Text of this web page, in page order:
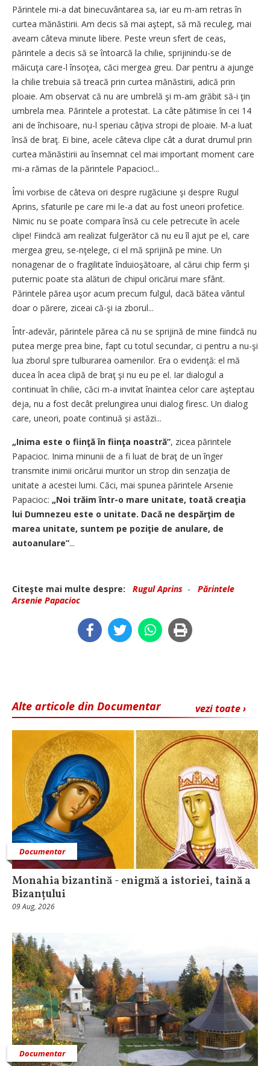
Părintele mi-a dat binecuvântarea sa, iar eu m-am retras în
curtea mănăstirii. Am decis să mai aştept, să mă reculeg, mai
aveam câteva minute libere. Peste vreun sfert de ceas,
părintele a decis să se întoarcă la chilie, sprijinindu-se de
măicuţa care-l însoţea, căci mergea greu. Dar pentru a ajunge
la chilie trebuia să treacă prin curtea mănăstirii, adică prin
ploaie. Am observat că nu are umbrelă şi m-am grăbit să-i ţin
umbrela mea. Părintele a protestat. La câte pătimise în cei 14
ani de închisoare, nu-l speriau câţiva stropi de ploaie. M-a luat
însă de braţ. Ei bine, acele câteva clipe cât a durat drumul prin
curtea mănăstirii au însemnat cel mai important moment care
mi-a rămas de la părintele Papacioc!...
Îmi vorbise de câteva ori despre rugăciune şi despre Rugul
Aprins, sfaturile pe care mi le-a dat au fost uneori profetice.
Nimic nu se poate compara însă cu cele petrecute în acele
clipe! Fiindcă am realizat fulgerător că nu eu îl ajut pe el, care
mergea greu, se-nţelege, ci el mă sprijină pe mine. Un
nonagenar de o fragilitate înduioşătoare, al cărui chip ferm şi
puternic poate sta alături de chipul oricărui mare sfânt.
Părintele părea uşor acum precum fulgul, dacă bătea vântul
doar o părere, ziceai că-şi ia zborul...
Într-adevăr, părintele părea că nu se sprijină de mine fiindcă nu
putea merge prea bine, fapt cu totul secundar, ci pentru a nu-şi
lua zborul spre tulburarea oamenilor. Era o evidenţă: el mă
ducea în acea clipă de braţ şi nu eu pe el. Iar dialogul a
continuat în chilie, căci m-a invitat înaintea celor care aşteptau
deja, nu a fost decât prelungirea unui dialog firesc. Un dialog
care, uneori, poate continuă și astăzi...
„Inima este o fiinţă în fiinţa noastră”, zicea părintele
Papacioc. Inima minunii de a fi luat de braţ de un înger
transmite inimii oricărui muritor un strop din senzaţia de
unitate a acestei lumi. Căci, mai spunea părintele Arsenie
Papacioc: „Noi trăim într-o mare unitate, toată creaţia
lui Dumnezeu este o unitate. Dacă ne despărţim de
marea unitate, suntem pe poziţie de anulare, de
autoanulare”...
Citeşte mai multe despre: Rugul Aprins - Părintele
Arsenie Papacioc
vezi toate ›
Alte articole din Documentar
Documentar
Monahia bizantină - enigmă a istoriei, taină a
Bizanțului
09 Aug, 2026
Documentar